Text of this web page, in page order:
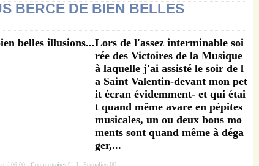
BERCE DE BIEN BELLES
Lors de l'assez interminable soi
rée des Victoires de la Musique
à laquelle j'ai assisté le soir de l
a Saint Valentin-devant mon pet
it écran évidemment- et qui étai
t quand même avare en pépites
musicales, un ou deux bons mo
ments sont quand même à déga
ger,...
à 06:00 -Commentaires [ …] - Permalien [#]